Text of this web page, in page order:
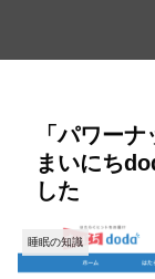
「パワー
まいにち
した
睡眠の知識